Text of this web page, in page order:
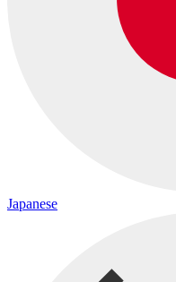
Japanese